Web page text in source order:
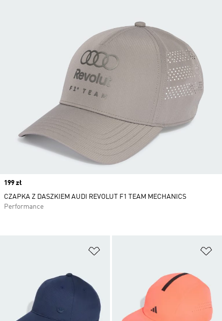
Price
199 zł
CZAPKA Z DASZKIEM AUDI REVOLUT F1 TEAM MECHANICS
Performance